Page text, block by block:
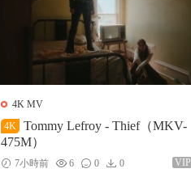
4K MV
4K
Tommy Lefroy - Thief（MKV-
475M）
7小時前 6 0 0 VIP